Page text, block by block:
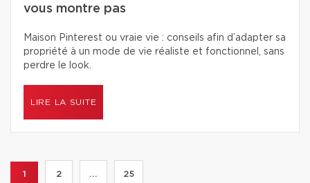
vous montre pas
Maison Pinterest ou vraie vie : conseils afin d’adapter sa
propriété à un mode de vie réaliste et fonctionnel, sans
perdre le look.
LIRE LA SUITE
1 2 ... 25